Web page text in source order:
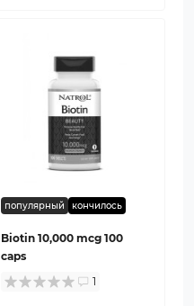
популярный кончилось
Biotin 10,000 mcg 100
caps
1